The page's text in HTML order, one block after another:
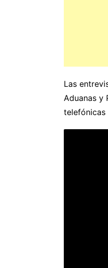
Las
Aduanas y
telefónicas